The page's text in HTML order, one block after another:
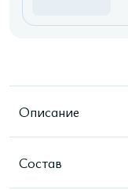
Описание
Состав